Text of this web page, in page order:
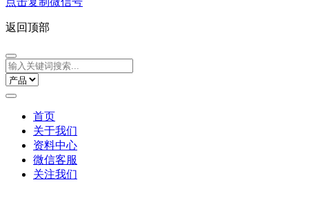
返回顶部
首页
关于我们
资料中心
微信客服
关注我们